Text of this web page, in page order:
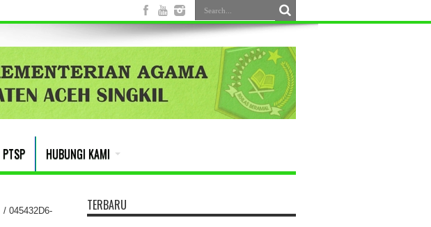
PTSP HUBUNGI KAMI
/ 045432D6-
TERBARU